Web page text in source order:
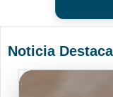
Noticia